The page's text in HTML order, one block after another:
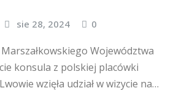
sie 28, 2024 0
Województwa
konsula z polskiej placówki
wzięła udział w wizycie na…